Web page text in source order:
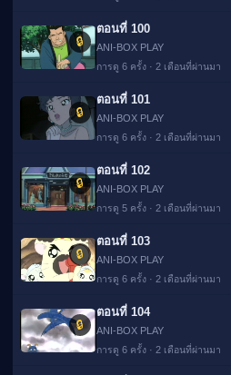
🔒
ตอนที่ 100
ANI-BOX PLAY
การดู 6 ครั้ง · 2 เดือนที่ผ่านมา
🔒
ตอนที่ 101
ANI-BOX PLAY
การดู 6 ครั้ง · 2 เดือนที่ผ่านมา
🔒
ตอนที่ 102
ANI-BOX PLAY
การดู 5 ครั้ง · 2 เดือนที่ผ่านมา
🔒
ตอนที่ 103
ANI-BOX PLAY
การดู 6 ครั้ง · 2 เดือนที่ผ่านมา
🔒
ตอนที่ 104
ANI-BOX PLAY
การดู 6 ครั้ง · 2 เดือนที่ผ่านมา